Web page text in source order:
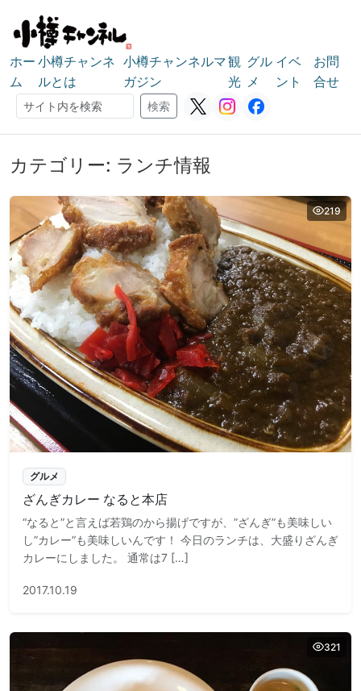
ホー
ム
小樽チャンネ
ルとは
小樽チャンネルマ
ガジン
観
光
グル
メ
イベ
ント
お問
合せ
検索
検索
カテゴリー: ランチ情報
219
グルメ
ざんぎカレー なると本店
“なると”と言えば若鶏のから揚げですが、”ざんぎ”も美味しい
し”カレー”も美味しいんです！ 今日のランチは、大盛りざんぎ
カレーにしました。 通常は7 […]
2017.10.19
321